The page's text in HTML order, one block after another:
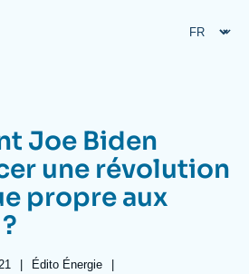
Joe Biden
une révolution
propre aux
|
Référence
Édito Énergie
|